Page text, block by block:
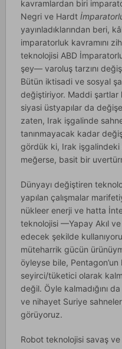
kavramlardan biri
Negri ve Hardt
yayınladıklarından beri,
imparatorluk kavramını
teknolojisi ABD
şey— varoluş tarzını
Bütün iktisadi ve sosyal
değiştiriyor. Maddi
siyasi üstyapılar da
zaten, Irak işgalinde
tanınmayacak kadar
gördük ki, Irak işgalindeki
meğerse, basit bir
Dünyayı değiştiren
yapılan çalışmalar
nükleer enerji ve hatta
teknolojisi —Yapay Akıl
edecek şekilde
müteharrik gücün
öyleyse bile,
seyirci/tüketici olarak
değil. Öyle kalmadığını
ve nihayet Suriye
görüyoruz.
Robot teknolojisi savaş ve